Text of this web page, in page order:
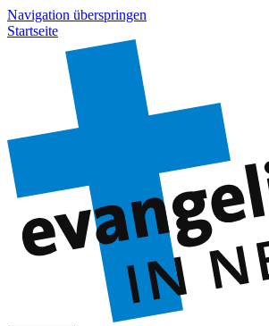
Navigation überspringen
Startseite